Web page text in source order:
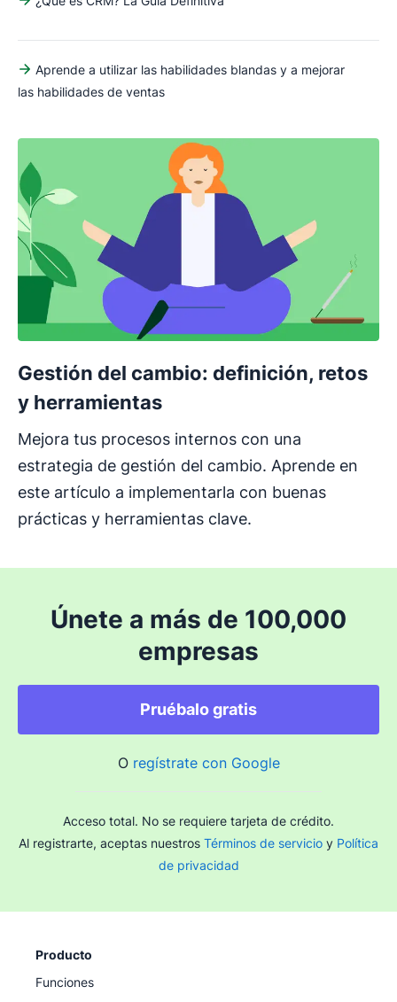
Aprende a utilizar las habilidades blandas y a mejorar
las habilidades de ventas
Gestión del cambio: definición, retos
y herramientas
Mejora tus procesos internos con una
estrategia de gestión del cambio. Aprende en
este artículo a implementarla con buenas
prácticas y herramientas clave.
Únete a más de 100,000
empresas
Pruébalo gratis
O regístrate con Google
Acceso total. No se requiere tarjeta de crédito.
Al registrarte, aceptas nuestros Términos de servicio y Política
de privacidad
Producto
Funciones